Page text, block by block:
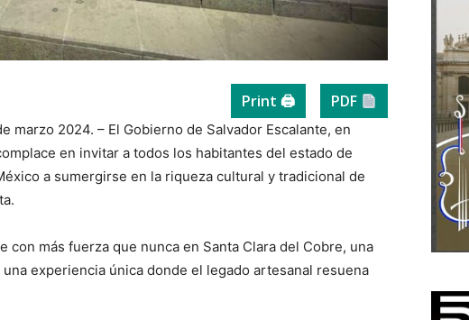
Print 🖨 PDF
marzo 2024. – El Gobierno de Salvador Escalante, en
en invitar a todos los habitantes del estado de
a sumergirse en la riqueza cultural y tradicional de
con más fuerza que nunca en Santa Clara del Cobre, una
experiencia única donde el legado artesanal resuena